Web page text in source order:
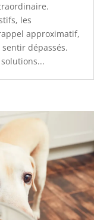
les
approximatif,
dépassés.